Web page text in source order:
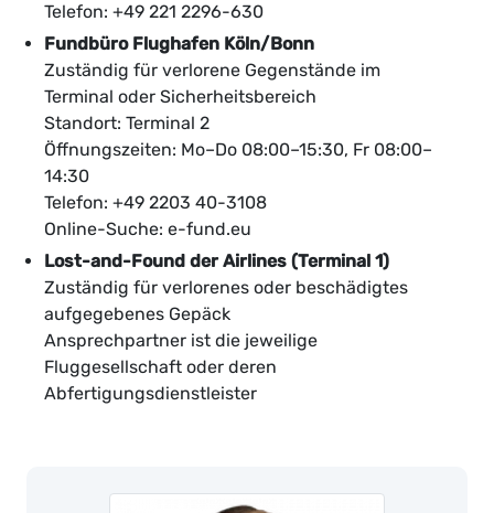
Telefon: +49 221 2296-630
Fundbüro Flughafen Köln/Bonn
Zuständig für verlorene Gegenstände im
Terminal oder Sicherheitsbereich
Standort: Terminal 2
Öffnungszeiten: Mo–Do 08:00–15:30, Fr 08:00–
14:30
Telefon: +49 2203 40-3108
Online-Suche: e-fund.eu
Lost-and-Found der Airlines (Terminal 1)
Zuständig für verlorenes oder beschädigtes
aufgegebenes Gepäck
Ansprechpartner ist die jeweilige
Fluggesellschaft oder deren
Abfertigungsdienstleister